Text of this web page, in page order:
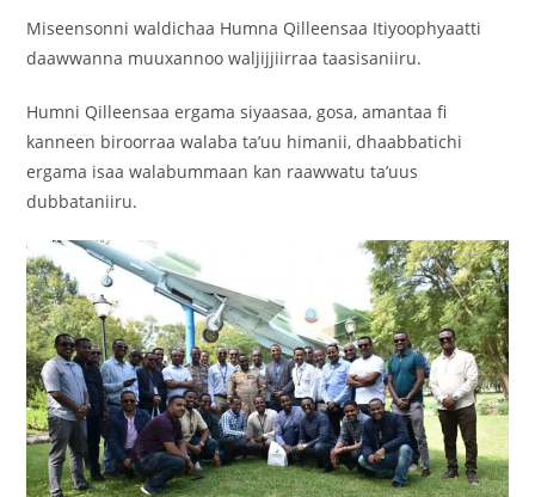
Miseensonni waldichaa Humna Qilleensaa Itiyoophyaatti
daawwanna muuxannoo waljijjiirraa taasisaniiru.
Humni Qilleensaa ergama siyaasaa, gosa, amantaa fi
kanneen biroorraa walaba ta’uu himanii, dhaabbatichi
ergama isaa walabummaan kan raawwatu ta’uus
dubbataniiru.